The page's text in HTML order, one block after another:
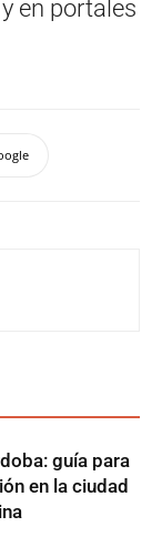
en portales
guía para
en la ciudad